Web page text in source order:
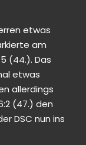
etwas
am
(44.). Das
etwas
allerdings
(47.) den
DSC nun ins